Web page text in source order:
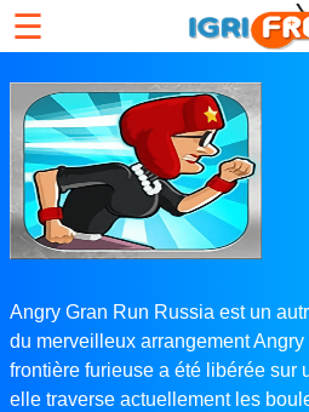
☰
Angry Gran Run Russia est un
du merveilleux arrangement
frontière furieuse a été libérée sur
elle traverse actuellement les